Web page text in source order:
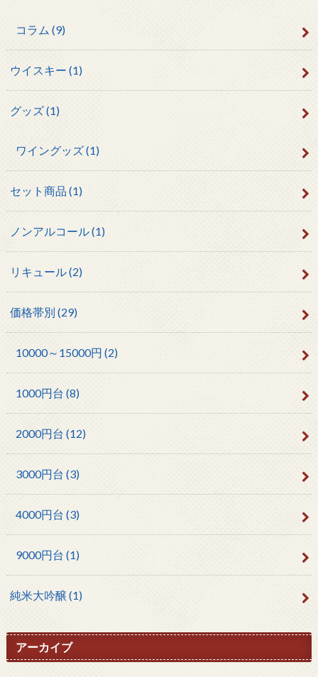
コラム (9)
ウイスキー (1)
グッズ(1)
ワイングッズ(1)
セット商品 (1)
ノンアルコール(1)
リキュール(2)
価格帯別 (29)
10000～15000円 (2)
1000円台 (8)
2000円台 (12)
3000円台 (3)
4000円台 (3)
9000円台 (1)
純米大吟醸 (1)
アーカイブ